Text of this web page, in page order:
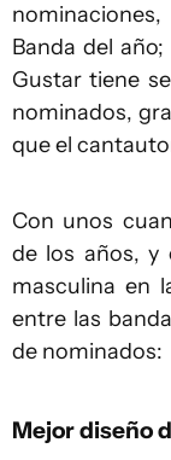
Banda del
Gustar tiene
nominados,
que el
Con unos
de los años, y
masculina en
entre las
de nominados:
Mejor diseño